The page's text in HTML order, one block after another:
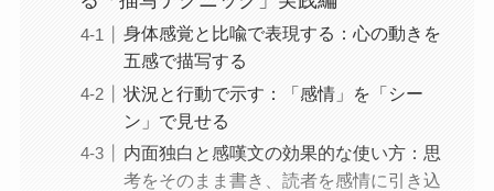
身体感覚と比喩で表現する：心の動きを
五感で描写する
状況と行動で示す：「感情」を「シー
ン」で見せる
内面独白と感嘆文の効果的な使い方：思
考をそのまま書き、読者を感情に引き込